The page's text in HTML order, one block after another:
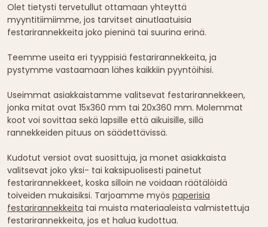
Olet tietysti tervetullut ottamaan yhteyttä
myyntitiimiimme, jos tarvitset ainutlaatuisia
festarirannekkeita joko pieninä tai suurina erinä.
Teemme useita eri tyyppisiä festarirannekkeita, ja
pystymme vastaamaan lähes kaikkiin pyyntöihisi.
Useimmat asiakkaistamme valitsevat festarirannekkeen,
jonka mitat ovat 15x360 mm tai 20x360 mm. Molemmat
koot voi sovittaa sekä lapsille että aikuisille, sillä
rannekkeiden pituus on säädettävissä.
Kudotut versiot ovat suosittuja, ja monet asiakkaista
valitsevat joko yksi- tai kaksipuolisesti painetut
festarirannekkeet, koska silloin ne voidaan räätälöidä
toiveiden mukaisiksi. Tarjoamme myös paperisia
festarirannekkeita tai muista materiaaleista valmistettuja
festarirannekkeita, jos et halua kudottua.